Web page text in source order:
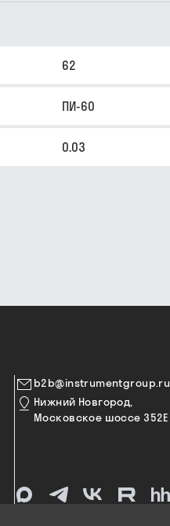
62
ПИ-60
0.03
b2b@instrumentgroup.ru
Нижний Новгород,
Московское шоссе 352Е